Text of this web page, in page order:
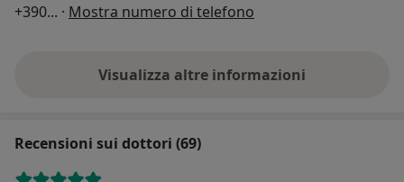
+390... · Mostra numero di telefono
Visualizza altre informazioni
Recensioni sui dottori (69)